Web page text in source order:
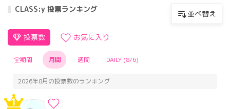
CLASS:y 投票ランキング
並べ替え
投票数 お気に入り
全期間 月間 週間 DAILY (8/6)
2026年8月の投票数のランキング
1